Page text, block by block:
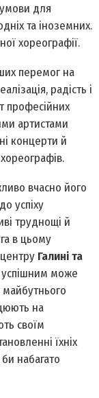
для
та іноземних.
хореографії.
перемог на
радість і
професійних
артистами
концерти й
вчасно його
успіху
труднощі й
в цьому
Галині та
успішним може
майбутнього
на
своїм
їхніх
набагато